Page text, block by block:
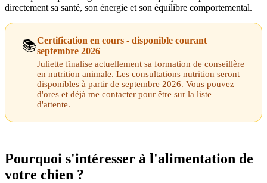
directement sa santé, son énergie et son équilibre comportemental.
📚Certification en cours - disponible courant
septembre 2026
Juliette finalise actuellement sa formation de conseillère
en nutrition animale. Les consultations nutrition seront
disponibles à partir de septembre 2026. Vous pouvez
d'ores et déjà me contacter pour être sur la liste
d'attente.
Pourquoi s'intéresser à l'alimentation de
votre chien ?